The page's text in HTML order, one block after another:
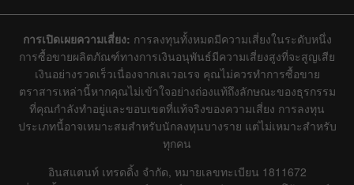
การเปิดเผยความเสี่ยง: การลงทุนทั้งหมดมีความเสี่ยงในระดับหนึ่ง
การซื้อขายผลิตภัณฑ์ทางการเงินอนุพันธ์มีความเสี่ยงสูงที่จะสูญเสีย
เงินอย่างรวดเร็วเนื่องจากเลเวอเรจ คุณไม่ควรทำการซื้อขาย
ตราสารเหล่านี้หากคุณไม่เข้าใจอย่างถ่องแท้ถึงลักษณะของธุรกรรม
ที่คุณกำลังทำอยู่และขอบเขตที่แท้จริงของความเสี่ยง การลงทุน
ประเภทนี้อาจเหมาะสมสำหรับนักลงทุนบางราย แต่ไม่เหมาะสำหรับ
ทุกคน
อินสแตนท์ เทรดดิ้ง จำกัด, หมายเลขทะเบียน 1811672